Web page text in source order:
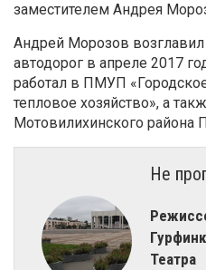
заместителем Андрея
Андрей Морозов
автодорог в апреле 2017
работал в ПМУП
тепловое хозяйство», а
Мотовилихинского района
Не
Театра